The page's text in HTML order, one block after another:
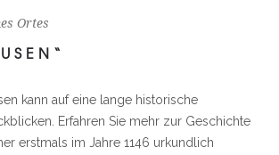
Ortes
kann auf eine lange historische
Erfahren Sie mehr zur Geschichte
erstmals im Jahre 1146 urkundlich